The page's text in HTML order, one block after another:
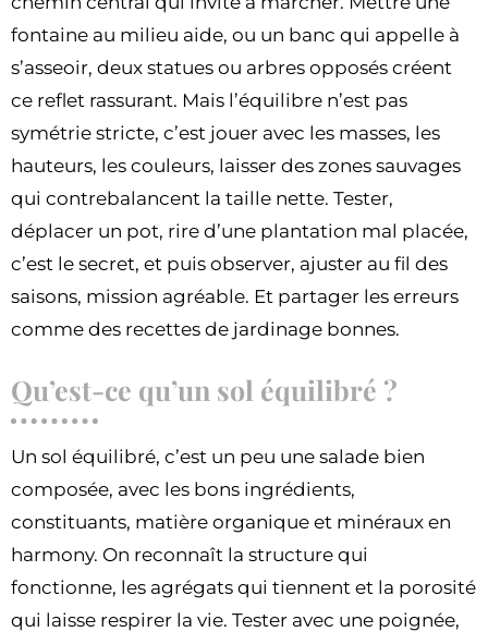
fontaine au milieu aide, ou un banc qui appelle à
s’asseoir, deux statues ou arbres opposés créent
ce reflet rassurant. Mais l’équilibre n’est pas
symétrie stricte, c’est jouer avec les masses, les
hauteurs, les couleurs, laisser des zones sauvages
qui contrebalancent la taille nette. Tester,
déplacer un pot, rire d’une plantation mal placée,
c’est le secret, et puis observer, ajuster au fil des
saisons, mission agréable. Et partager les erreurs
comme des recettes de jardinage bonnes.
Qu’est-ce qu’un sol équilibré ?
Un sol équilibré, c’est un peu une salade bien
composée, avec les bons ingrédients,
constituants, matière organique et minéraux en
harmony. On reconnaît la structure qui
fonctionne, les agrégats qui tiennent et la porosité
qui laisse respirer la vie. Tester avec une poignée,